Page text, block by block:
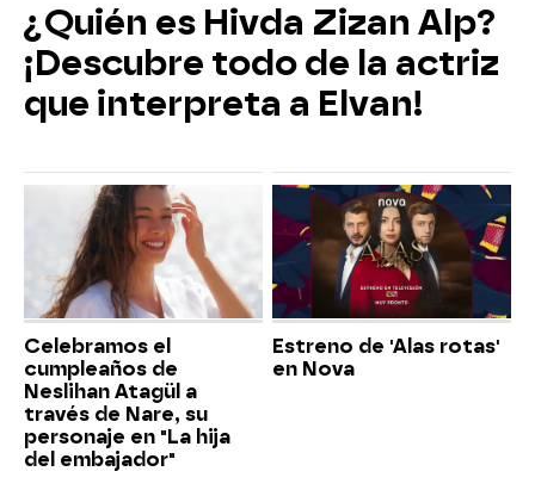
¿Quién es Hivda Zizan Alp?
¡Descubre todo de la actriz
que interpreta a Elvan!
Celebramos el
cumpleaños de
Neslihan Atagül a
través de Nare, su
personaje en "La hija
del embajador"
Estreno de 'Alas rotas'
en Nova